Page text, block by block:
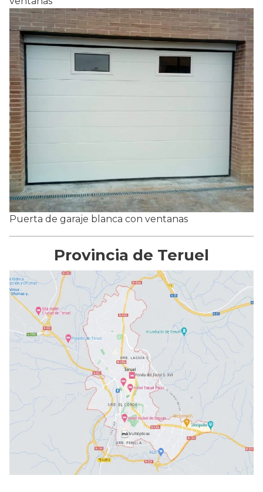
Puerta de garaje blanca con ventanas
Provincia de Teruel